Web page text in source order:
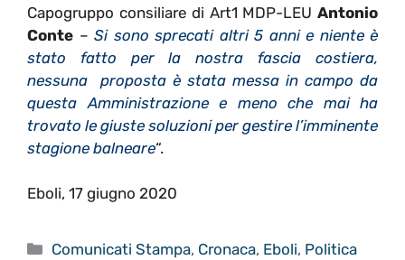
Capogruppo consiliare di Art1 MDP-LEU Antonio
Conte – Si sono sprecati altri 5 anni e niente è
stato fatto per la nostra fascia costiera,
nessuna proposta è stata messa in campo da
questa Amministrazione e meno che mai ha
trovato le giuste soluzioni per gestire l’imminente
stagione balneare“.
Eboli, 17 giugno 2020
Categorie
Comunicati Stampa, Cronaca, Eboli, Politica